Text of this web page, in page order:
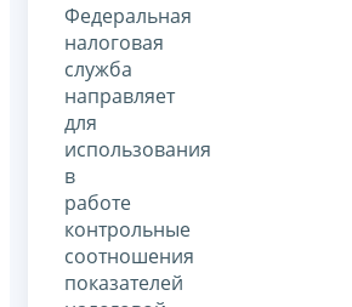
Федеральная
налоговая
служба
направляет
для
использования
в
работе
контрольные
соотношения
показателей